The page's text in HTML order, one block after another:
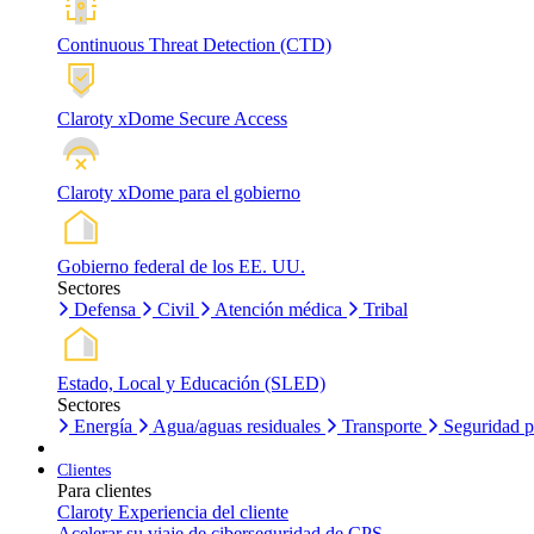
Continuous Threat Detection (CTD)
Claroty xDome Secure Access
Claroty xDome para el gobierno
Gobierno federal de los EE. UU.
Sectores
Defensa
Civil Atención médica Tribal
Estado, Local y Educación (SLED)
Sectores
Energía
Agua/aguas residuales Transporte Seguridad
Clientes
Para clientes
Claroty Experiencia del cliente